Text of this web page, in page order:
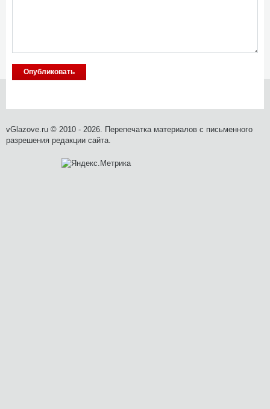
vGlazove.ru © 2010 - 2026. Перепечатка материалов с письменного
разрешения редакции сайта.